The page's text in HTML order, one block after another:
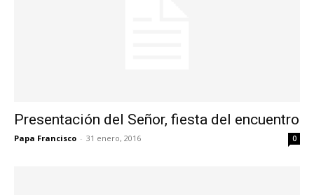
Presentación del Señor, fiesta del encuentro
Papa Francisco - 31 enero, 2016 0